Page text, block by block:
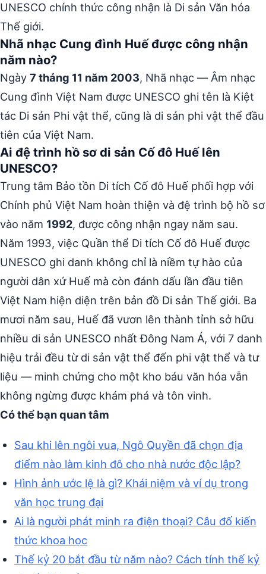
UNESCO chính thức công nhận là Di sản Văn hóa
Thế giới.
Nhã nhạc Cung đình Huế được công nhận
năm nào?
Ngày 7 tháng 11 năm 2003, Nhã nhạc — Âm nhạc
Cung đình Việt Nam được UNESCO ghi tên là Kiệt
tác Di sản Phi vật thể, cũng là di sản phi vật thể đầu
tiên của Việt Nam.
Ai đệ trình hồ sơ di sản Cố đô Huế lên
UNESCO?
Trung tâm Bảo tồn Di tích Cố đô Huế phối hợp với
Chính phủ Việt Nam hoàn thiện và đệ trình bộ hồ sơ
vào năm 1992, được công nhận ngay năm sau.
Năm 1993, việc Quần thể Di tích Cố đô Huế được
UNESCO ghi danh không chỉ là niềm tự hào của
người dân xứ Huế mà còn đánh dấu lần đầu tiên
Việt Nam hiện diện trên bản đồ Di sản Thế giới. Ba
mươi năm sau, Huế đã vươn lên thành tỉnh sở hữu
nhiều di sản UNESCO nhất Đông Nam Á, với 7 danh
hiệu trải đều từ di sản vật thể đến phi vật thể và tư
liệu — minh chứng cho một kho báu văn hóa vẫn
không ngừng được khám phá và tôn vinh.
Có thể bạn quan tâm
Sau khi lên ngôi vua, Ngô Quyền đã chọn địa
điểm nào làm kinh đô cho nhà nước độc lập?
Hình ảnh ước lệ là gì? Khái niệm và ví dụ trong
văn học trung đại
Ai là người phát minh ra điện thoại? Câu đố kiến
thức khoa học
Thế kỷ 20 bắt đầu từ năm nào? Cách tính thế kỷ